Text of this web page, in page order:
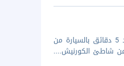
إذا أقمت في شاطئ روتانا، ستكون في مركز أبوظبي، على بُعد خطوات من مركز أبو ظبي التجاري وعلى بُعد 5 دقائق بالسيارة من